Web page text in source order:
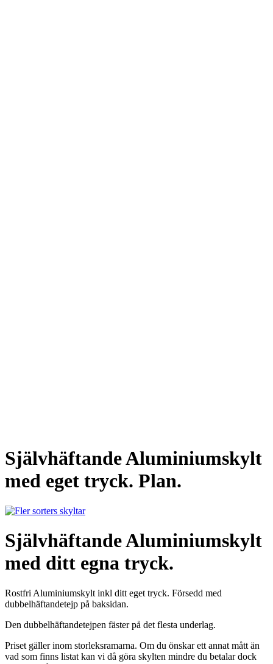
Självhäftande Aluminiumskylt
med eget tryck. Plan.
Självhäftande Aluminiumskylt
med ditt egna tryck.
Rostfri Aluminiumskylt inkl ditt eget tryck. Försedd med
dubbelhäftandetejp på baksidan.
Den dubbelhäftandetejpen fäster på det flesta underlag.
Priset gäller inom storleksramarna. Om du önskar ett annat mått än
vad som finns listat kan vi då göra skylten mindre du betalar dock